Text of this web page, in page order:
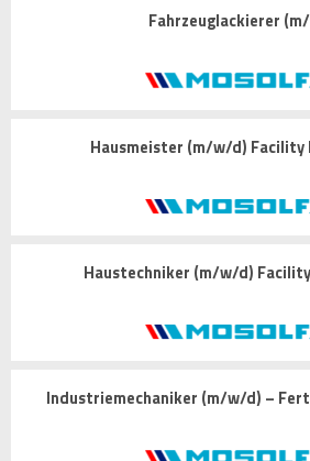
Fahrzeuglackierer
Hausmeister (m/w/d) Facility
Haustechniker (m/w/d)
Industriemechaniker (m/w/d) –